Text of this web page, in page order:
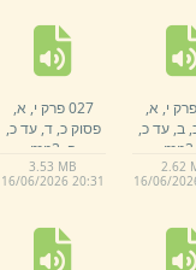
א,
ב, עד כ,
mp3
2.62
16/06/
027 פרק י,
א,
פסוק כ, ד, עד כ,
ה, mp3
3.53 MB
16/06/2026 20:31